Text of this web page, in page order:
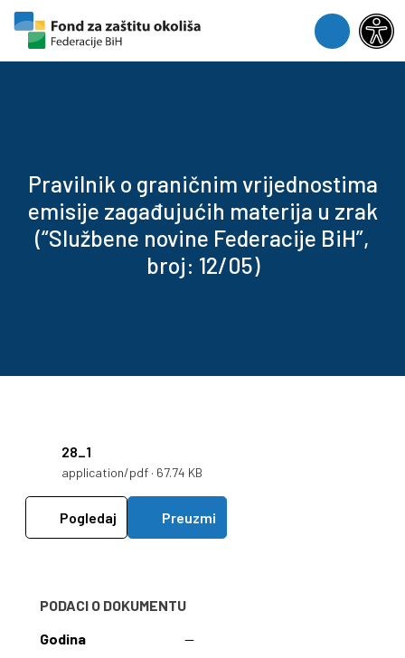
Skip to content
Skip to footer
Menu
Pravilnik o graničnim vrijednostima
emisije zagađujućih materija u zrak
(“Službene novine Federacije BiH”,
broj: 12/05)
28_1
application/pdf · 67.74 KB
Pogledaj Preuzmi
PODACI O DOKUMENTU
Godina
—